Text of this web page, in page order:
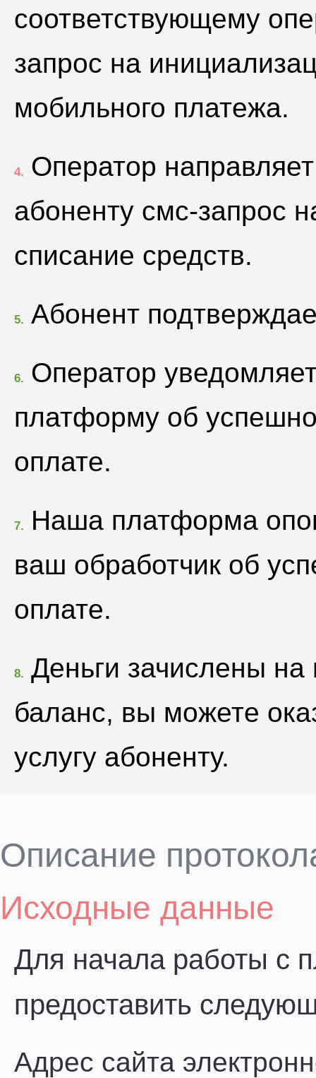
соответствующему
запрос на
мобильного платежа.
4.
Оператор направляет
абоненту смс-запрос
списание средств.
5. Абонент
6.
Оператор
платформу об
оплате.
7.
Наша платформа
ваш обработчик об
оплате.
8. Деньги зачислены
баланс, вы можете
услугу абоненту.
Описание
Исходные данные
Для начала работы с
предоставить
Адрес сайта